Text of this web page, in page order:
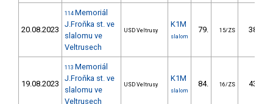
20.08.2023
114 Memoriál
J.Froňka st. ve
slalomu ve
Veltrusech
USD Veltrusy
K1M
slalom
79. 15/ZS 38.38
19.08.2023
113 Memoriál
J.Froňka st. ve
slalomu ve
Veltrusech
USD Veltrusy
K1M
slalom
84. 16/ZS 43.17